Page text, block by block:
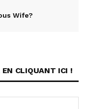
Wife?
EN CLIQUANT ICI !